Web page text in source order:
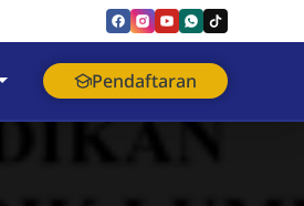
Pendaftaran